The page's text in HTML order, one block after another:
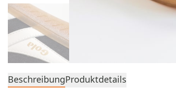
BeschreibungProduktdetails